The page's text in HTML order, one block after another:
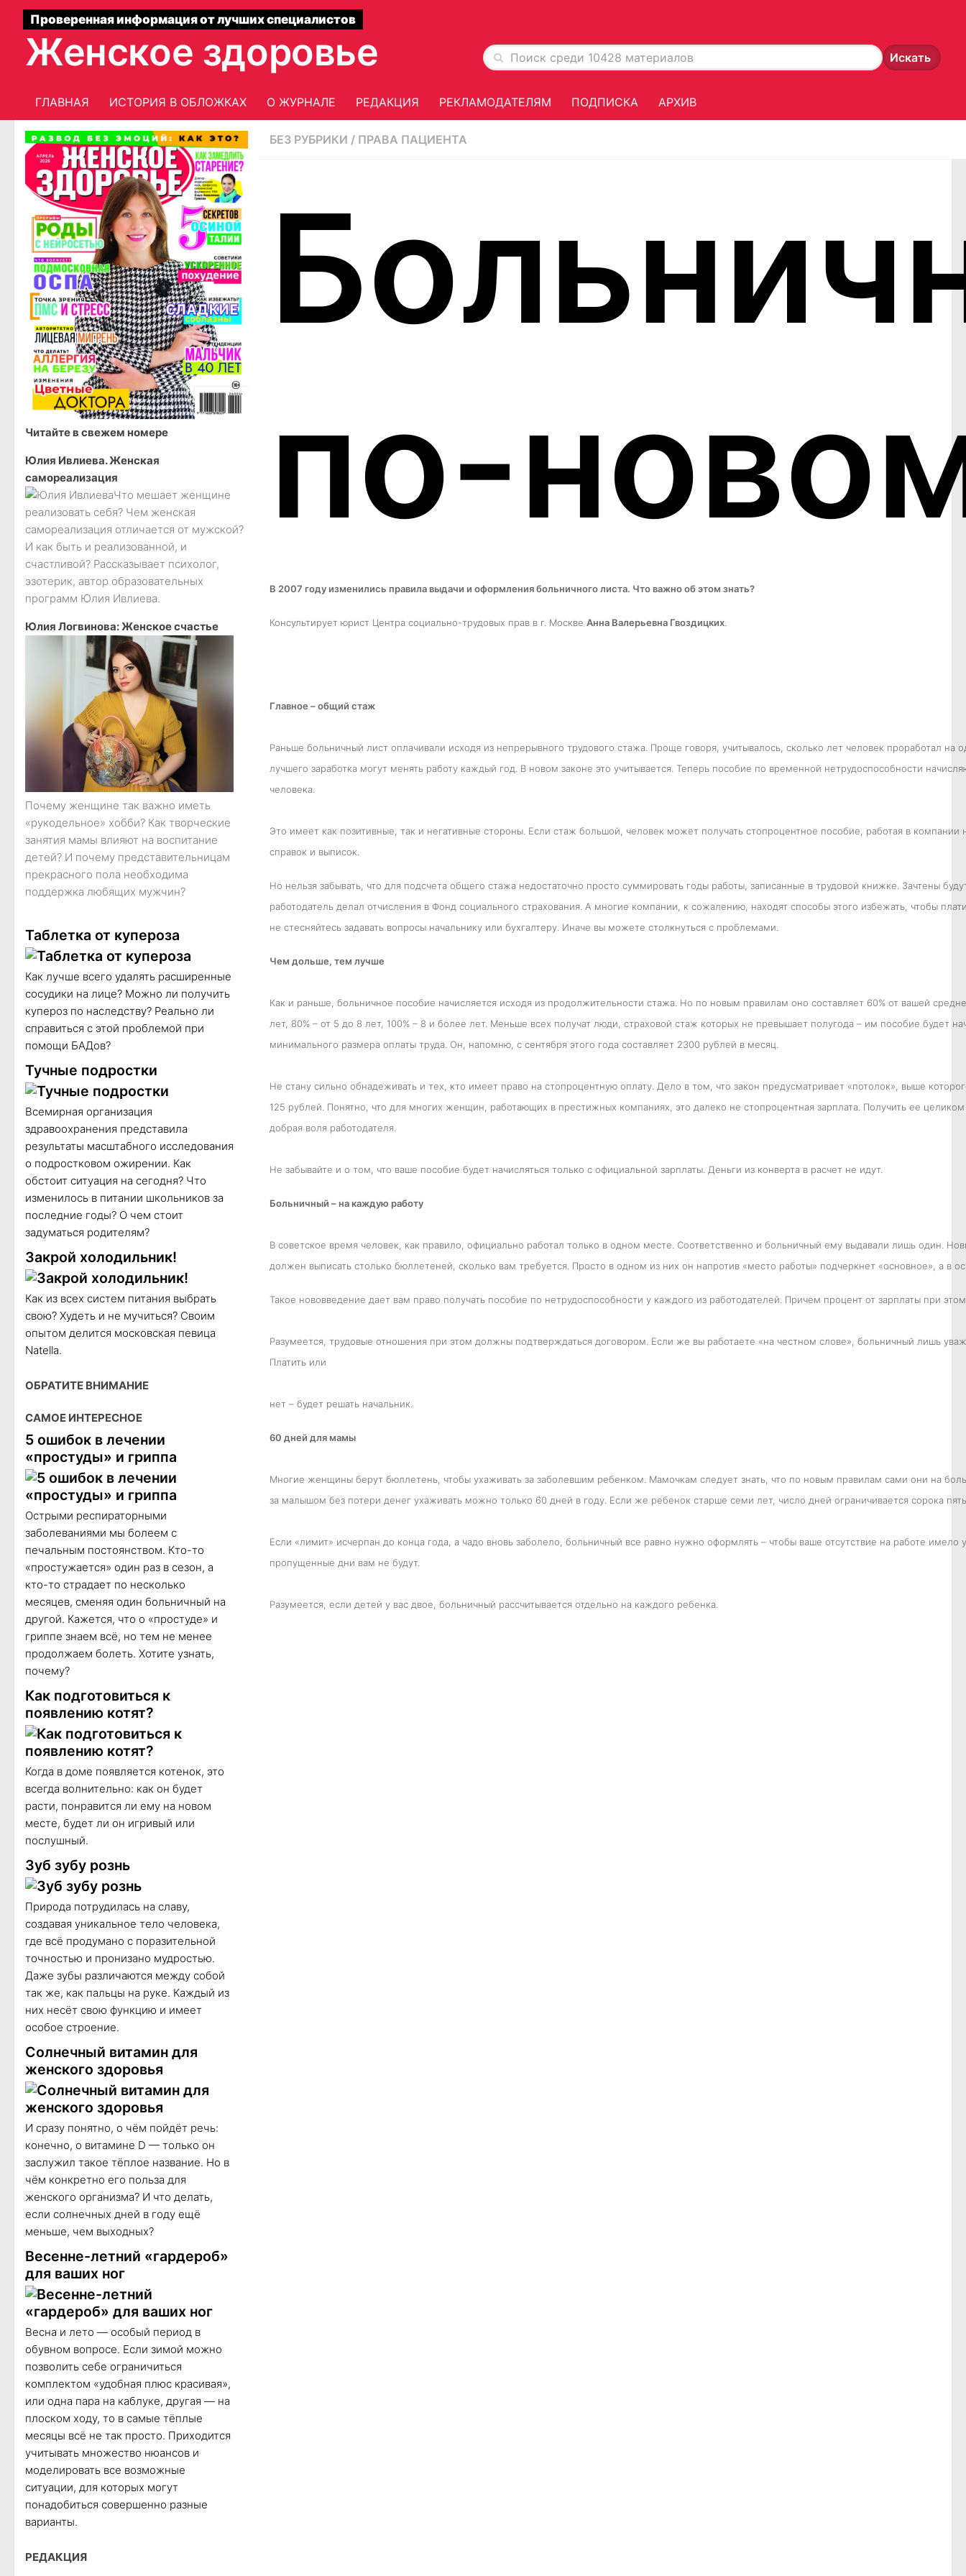
Проверенная информация от лучших специалистов
Женское здоровье
ГЛАВНАЯ ИСТОРИЯ В ОБЛОЖКАХ О ЖУРНАЛЕ РЕДАКЦИЯ РЕКЛАМОДАТЕЛЯМ ПОДПИСКА АРХИВ
БЕЗ РУБРИКИ / ПРАВА ПАЦИЕНТА
по-
В 2007 году изменились правила выдачи и оформления больничного листа. Что важно об этом знать?
Консультирует юрист Центра социально-трудовых прав в г. Москве Анна Валерьевна Гвоздицких
Главное – общий стаж
Раньше больничный лист оплачивали исходя из непрерывного трудового стажа. Проще говоря, учитывалось, сколько лет человек проработал
лучшего заработка могут менять работу каждый год. В новом законе это учитывается. Теперь пособие по временной нетрудоспособности
человека.
Это имеет как позитивные, так и негативные стороны. Если стаж большой, человек может получать стопроцентное пособие, работая в
справок и выписок.
Но нельзя забывать, что для подсчета общего стажа недостаточно просто суммировать годы работы, записанные в трудовой книжке. Зачтены
работодатель делал отчисления в Фонд социального страхования. А многие компании, к сожалению, находят способы этого избежать, чтобы
не стесняйтесь задавать вопросы начальнику или бухгалтеру. Иначе вы можете столкнуться с проблемами.
Чем дольше, тем лучше
Как и раньше, больничное пособие начисляется исходя из продолжительности стажа. Но по новым правилам оно составляет 60% от вашей
лет, 80% – от 5 до 8 лет, 100% – 8 и более лет. Меньше всех получат люди, страховой стаж которых не превышает полугода – им пособие будет
минимального размера оплаты труда. Он, напомню, с сентября этого года составляет 2300 рублей в месяц.
Не стану сильно обнадеживать и тех, кто имеет право на стопроцентную оплату. Дело в том, что закон предусматривает «потолок», выше
125 рублей. Понятно, что для многих женщин, работающих в престижных компаниях, это далеко не стопроцентная зарплата. Получить ее
добрая воля работодателя.
Не забывайте и о том, что ваше пособие будет начисляться только с официальной зарплаты. Деньги из конверта в расчет не идут.
Больничный – на каждую работу
В советское время человек, как правило, официально работал только в одном месте. Соответственно и больничный ему выдавали лишь один.
должен выписать столько бюллетеней, сколько вам требуется. Просто в одном из них он напротив «место работы» подчеркнет «основное», а в
Такое нововведение дает вам право получать пособие по нетрудоспособности у каждого из работодателей. Причем процент от зарплаты при
Разумеется, трудовые отношения при этом должны подтверждаться договором. Если же вы работаете «на честном слове», больничный лишь
Платить или
нет – будет решать начальник.
60 дней для мамы
Многие женщины берут бюллетень, чтобы ухаживать за заболевшим ребенком. Мамочкам следует знать, что по новым правилам сами они на
за малышом без потери денег ухаживать можно только 60 дней в году. Если же ребенок старше семи лет, число дней ограничивается сорока
Если «лимит» исчерпан до конца года, а чадо вновь заболело, больничный все равно нужно оформлять – чтобы ваше отсутствие на работе
пропущенные дни вам не будут.
Разумеется, если детей у вас двое, больничный рассчитывается отдельно на каждого ребенка.
Читайте в свежем номере
Юлия Ивлиева. Женская
самореализация
Что мешает женщине
реализовать себя? Чем женская
самореализация отличается от мужской?
И как быть и реализованной, и
счастливой? Рассказывает психолог,
эзотерик, автор образовательных
программ Юлия Ивлиева.
Юлия Логвинова: Женское счастье
Почему женщине так важно иметь
«рукодельное» хобби? Как творческие
занятия мамы влияют на воспитание
детей? И почему представительницам
прекрасного пола необходима
поддержка любящих мужчин?
Таблетка от купероза
Как лучше всего удалять расширенные
сосудики на лице? Можно ли получить
купероз по наследству? Реально ли
справиться с этой проблемой при
помощи БАДов?
Тучные подростки
Всемирная организация
здравоохранения представила
результаты масштабного исследования
о подростковом ожирении. Как
обстоит ситуация на сегодня? Что
изменилось в питании школьников за
последние годы? О чем стоит
задуматься родителям?
Закрой холодильник!
Как из всех систем питания выбрать
свою? Худеть и не мучиться? Своим
опытом делится московская певица
Natella.
ОБРАТИТЕ ВНИМАНИЕ
САМОЕ ИНТЕРЕСНОЕ
5 ошибок в лечении
«простуды» и гриппа
Острыми респираторными
заболеваниями мы болеем с
печальным постоянством. Кто-то
«простужается» один раз в сезон, а
кто-то страдает по несколько
месяцев, сменяя один больничный на
другой. Кажется, что о «простуде» и
гриппе знаем всё, но тем не менее
продолжаем болеть. Хотите узнать,
почему?
Как подготовиться к
появлению котят?
Когда в доме появляется котенок, это
всегда волнительно: как он будет
расти, понравится ли ему на новом
месте, будет ли он игривый или
послушный.
Зуб зубу рознь
Природа потрудилась на славу,
создавая уникальное тело человека,
где всё продумано с поразительной
точностью и пронизано мудростью.
Даже зубы различаются между собой
так же, как пальцы на руке. Каждый из
них несёт свою функцию и имеет
особое строение.
Солнечный витамин для
женского здоровья
И сразу понятно, о чём пойдёт речь:
конечно, о витамине D — только он
заслужил такое тёплое название. Но в
чём конкретно его польза для
женского организма? И что делать,
если солнечных дней в году ещё
меньше, чем выходных?
Весенне-летний «гардероб»
для ваших ног
Весна и лето — особый период в
обувном вопросе. Если зимой можно
позволить себе ограничиться
комплектом «удобная плюс красивая»,
или одна пара на каблуке, другая — на
плоском ходу, то в самые тёплые
месяцы всё не так просто. Приходится
учитывать множество нюансов и
моделировать все возможные
ситуации, для которых могут
понадобиться совершенно разные
варианты.
РЕДАКЦИЯ